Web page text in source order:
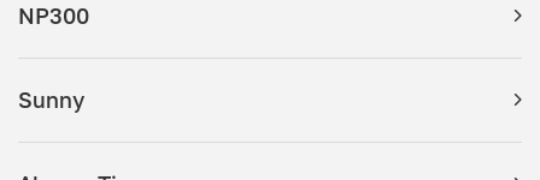
NP300
Sunny